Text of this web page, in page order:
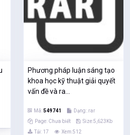
Phương pháp luận sáng tạo
khoa học kỹ thuật giải quyết
vấn đề và ra...
Mã:549741
Dạng:.rar
Page: Chưa biết
Size:5,623Kb
Tải: 17
Xem:512